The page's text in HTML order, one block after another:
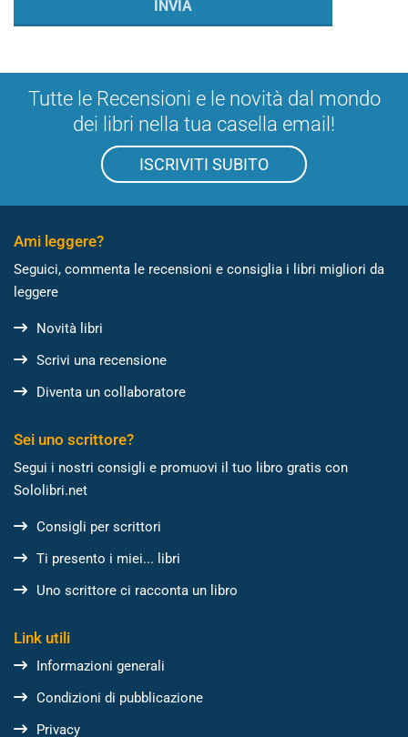
Tutte le Recensioni e le novità dal mondo
dei libri nella tua casella email!
ISCRIVITI SUBITO
Ami leggere?
Seguici, commenta le recensioni e consiglia i libri migliori da
leggere
Novità libri
Scrivi una recensione
Diventa un collaboratore
Sei uno scrittore?
Segui i nostri consigli e promuovi il tuo libro gratis con
Sololibri.net
Consigli per scrittori
Ti presento i miei... libri
Uno scrittore ci racconta un libro
Link utili
Informazioni generali
Condizioni di pubblicazione
Privacy